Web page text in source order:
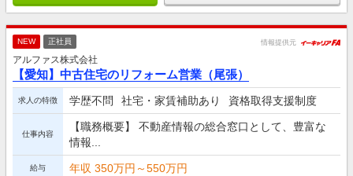
NEW 正社員 情報提供元
アルファス株式会社
【愛知】中古住宅のリフォーム営業（尾張）
求人の特徴 学歴不問 社宅・家賃補助あり 資格取得支援制度
仕事内容
【職務概要】 不動産情報の総合窓口として、豊富な
情報...
給与 年収 350万円～550万円